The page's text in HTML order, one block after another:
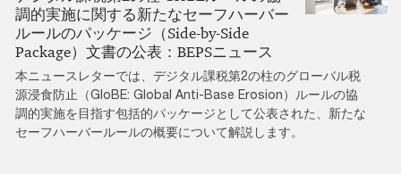
調的実施に関する新たなセーフハーバー
ルールのパッケージ（Side-by-Side
Package）文書の公表：BEPSニュース
本ニュースレターでは、デジタル課税第2の柱のグローバル税
源浸食防止（GloBE: Global Anti-Base Erosion）ルールの協
調的実施を目指す包括的パッケージとして公表された、新たな
セーフハーバールールの概要について解説します。